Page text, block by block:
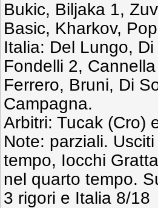
Bukic, Biljaka 1,
Basic, Kharkov,
Italia: Del Lungo,
Fondelli 2,
Ferrero, Bruni, Di
Campagna.
Arbitri: Tucak (Cro)
Note: parziali.
tempo, Iocchi
nel quarto tempo.
3 rigori e Italia 8/18